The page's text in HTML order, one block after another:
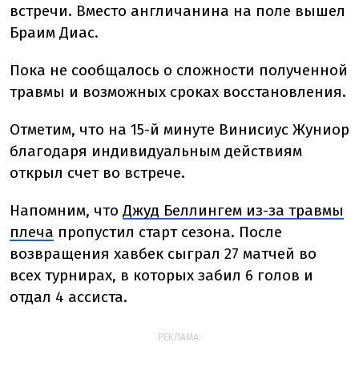
встречи. Вместо англичанина на поле вышел
Браим Диас.
Пока не сообщалось о сложности полученной
травмы и возможных сроках восстановления.
Отметим, что на 15-й минуте Винисиус Жуниор
благодаря индивидуальным действиям
открыл счет во встрече.
Напомним, что Джуд Беллингем из-за травмы
плеча пропустил старт сезона. После
возвращения хавбек сыграл 27 матчей во
всех турнирах, в которых забил 6 голов и
отдал 4 ассиста.
РЕКЛАМА: